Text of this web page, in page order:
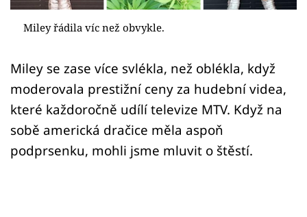
Přihlášení
Sledujte nás
Miley řádila víc než obvykle.
Miley se zase více svlékla, než oblékla, když
moderovala prestižní ceny za hudební videa,
které každoročně udílí televize MTV. Když na
sobě americká dračice měla aspoň
podprsenku, mohli jsme mluvit o štěstí.